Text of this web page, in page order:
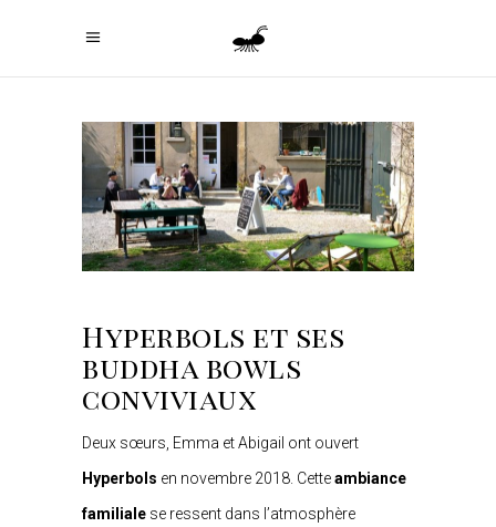
Hyperbols et ses
buddha bowls
conviviaux
Deux sœurs, Emma et Abigail ont ouvert
Hyperbols en novembre 2018. Cetteambiance
familiale se ressent dans l’atmosphère